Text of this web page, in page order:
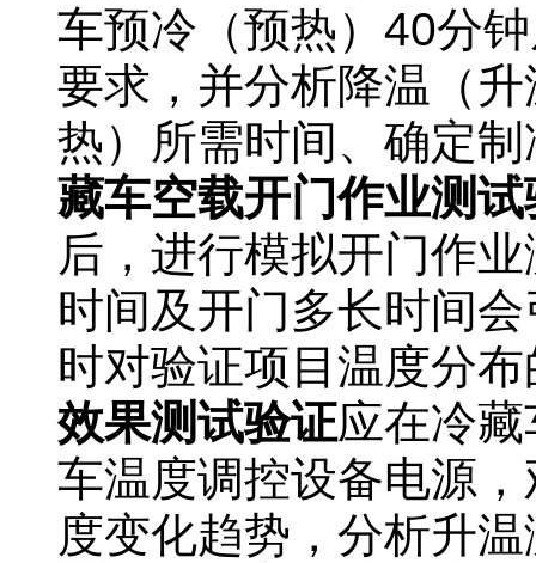
车预冷（预热）40分
要求，并分析降温（
热）所需时间、确定
藏车空载开门作业测试
后，进行模拟开门作
时间及开门多长时间
时对验证项目温度分
效果测试验证应在冷
车温度调控设备电源
度变化趋势，分析升